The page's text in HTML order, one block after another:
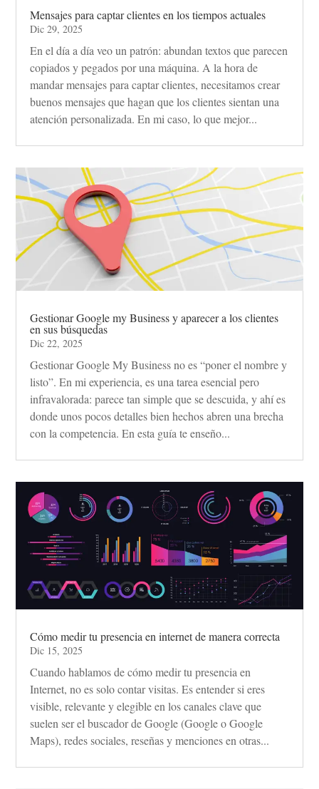
Mensajes para captar clientes en los tiempos actuales
Dic 29, 2025
En el día a día veo un patrón: abundan textos que parecen
copiados y pegados por una máquina. A la hora de
mandar mensajes para captar clientes, necesitamos crear
buenos mensajes que hagan que los clientes sientan una
atención personalizada. En mi caso, lo que mejor...
Gestionar Google my Business y aparecer a los clientes
en sus búsquedas
Dic 22, 2025
Gestionar Google My Business no es “poner el nombre y
listo”. En mi experiencia, es una tarea esencial pero
infravalorada: parece tan simple que se descuida, y ahí es
donde unos pocos detalles bien hechos abren una brecha
con la competencia. En esta guía te enseño...
Cómo medir tu presencia en internet de manera correcta
Dic 15, 2025
Cuando hablamos de cómo medir tu presencia en
Internet, no es solo contar visitas. Es entender si eres
visible, relevante y elegible en los canales clave que
suelen ser el buscador de Google (Google o Google
Maps), redes sociales, reseñas y menciones en otras...